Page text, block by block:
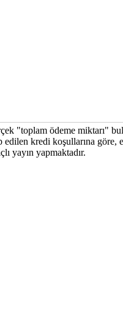
"toplam ödeme miktarı"
kredi koşullarına göre,
yayın yapmaktadır.